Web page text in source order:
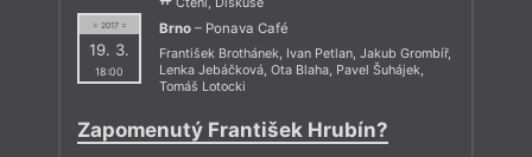
= 2017 =
19. 3.
18:00
Brno – Ponava Café
František Brothánek, Ivan Petlan, Jakub Grombíř,
Lenka Jebáčková, Ota Blaha, Pavel Šuhájek,
Tomáš Lotocki
Zapomenutý František Hrubín?